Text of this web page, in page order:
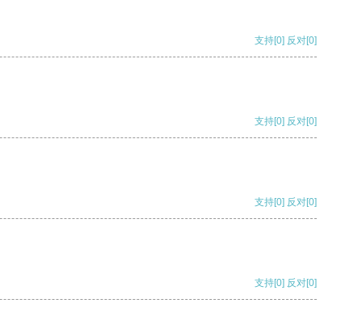
支持[0] 反对[0]
支持[0] 反对[0]
支持[0] 反对[0]
支持[0] 反对[0]